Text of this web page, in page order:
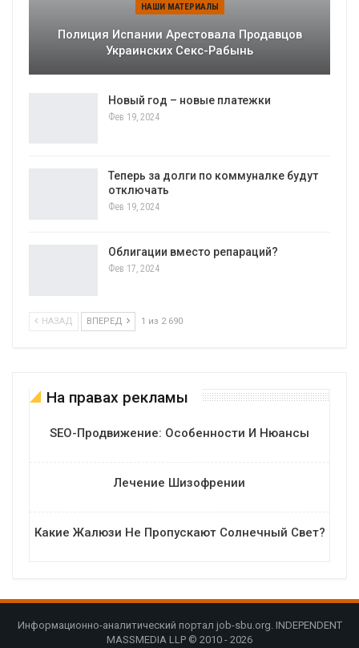
НАШИ МАТЕРИАЛЫ
Полиция Испании Арестовала Продавцов
Украинских Секс-Рабынь
Новый год – новые платежки
Фев 19, 2024
Теперь за долги по коммуналке будут
отключать
Фев 19, 2024
Облигации вместо репараций?
Фев 17, 2024
НАЗАД ВПЕРЕД 1 из 2 690
На правах рекламы
SEO-Продвижение: Особенности И Нюансы
Лечение Шизофрении
Какие Жалюзи Не Пропускают Солнечный Свет?
Информационно-аналитический портал job-sbu.org. INDEPENDENT
MASSMEDIA LLP © 2010 - 2026